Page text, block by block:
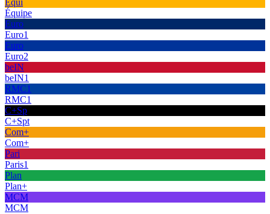
Équi
Équipe
Euro
Euro1
Euro
Euro2
beIN
beIN1
RMC1
RMC1
C+Sp
C+Spt
Com+
Com+
Pari
Paris1
Plan
Plan+
MCM
MCM